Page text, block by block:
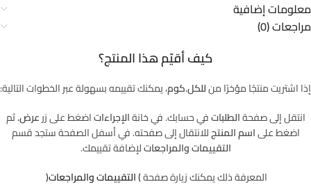
معلومات إضافية
مراجعات (0)
كيف أقيّم هذا المنتج؟
إذا اشتريت منتجًا مؤخرًا منللكل.كوم، يمكنك تقييمه بسهولة عبر الخطوات التالية:
انتقل إلى صفحةالطلباتفي حسابك. في خانةالإجراءاتاضغط على زرعرض.ثم
اضغط علىاسم المنتجللانتقال إلى صفحته. في أسفل الصفحة ستجد قسم
التقييمات والمراجعاتلإضافة تقييمك.
المعرفة ذلك يمكنك زيارة صفحة(التقييمات والمراجعات)